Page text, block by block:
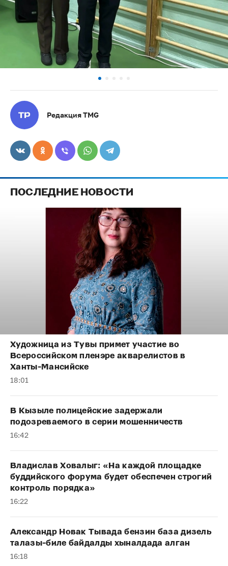
Редакция TMG
ПОСЛЕДНИЕ НОВОСТИ
Художница из Тувы примет участие во
Всероссийском пленэре акварелистов в
Ханты-Мансийске
18:01
В Кызыле полицейские задержали
подозреваемого в серии мошенничеств
16:42
Владислав Ховалыг: «На каждой площадке
буддийского форума будет обеспечен строгий
контроль порядка»
16:22
Александр Новак Тывада бензин база дизель
талазы-биле байдалды хыналдада алган
16:18